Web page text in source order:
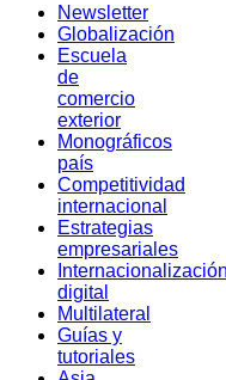
Newsletter
Globalización
Escuela
de
comercio
exterior
Monográficos
país
Competitividad
internacional
Estrategias
empresariales
Internacionalización
digital
Multilateral
Guías y
tutoriales